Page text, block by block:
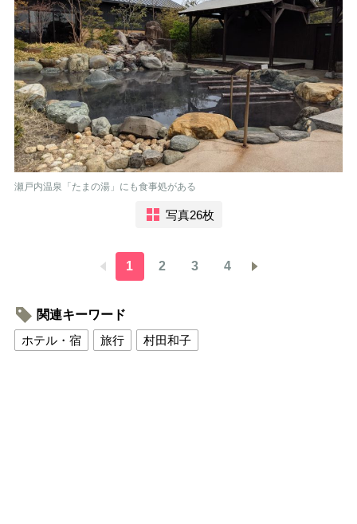
瀬戸内温泉「たまの湯」にも食事処がある
写真26枚
1 2 3 4
関連キーワード
ホテル・宿
旅行 村田和子